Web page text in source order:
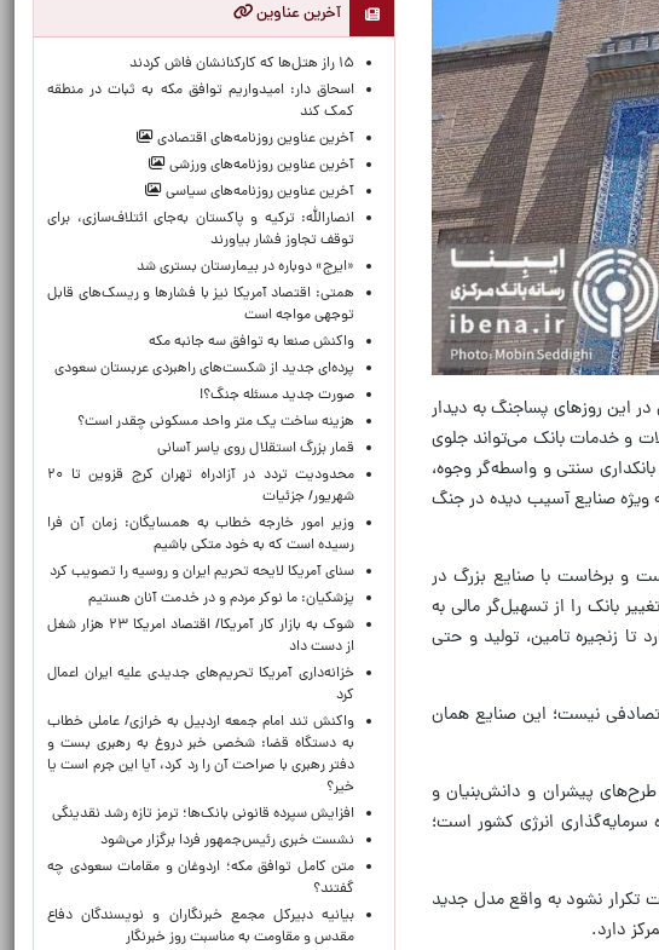
این روز‌های پساجنگ به دیدار
و خدمات بانک می‌تواند جلوی
سنتی و واسطه‌گر وجوه،
ویژه صنایع آسیب دیده در جنگ
و برخاست با صنایع بزرگ در
بانک را از تسهیل‌گر مالی به
زنجیره تامین، تولید و حتی
نیست؛ این صنایع همان
طرح‌های پیشران و دانش‌بنیان و
سرمایه‌گذاری انرژی کشور است؛
تکرار نشود به واقع مدل جدید
دارد.
آخرین عناوین
۱۵ راز هتل‌ها که کارکنانشان فاش کردند
اسحاق دار: امیدواریم توافق مکه به ثبات در منطقه
کمک کند
آخرین عناوین روزنامه‌های اقتصادی
آخرین عناوین روزنامه‌های ورزشی
آخرین عناوین روزنامه‌های سیاسی
انصارالله: ترکیه و پاکستان به‌جای ائتلاف‌سازی، برای
توقف تجاوز فشار بیاورند
«ایرج» دوباره در بیمارستان بستری شد
همتی: اقتصاد آمریکا نیز با فشارها و ریسک‌های قابل
توجهی مواجه است
واکنش صنعا به توافق سه جانبه مکه
پرده‌ای جدید از شکست‌های راهبردی عربستان سعودی
صورت جدید مسئله جنگ؟!
هزینه ساخت یک متر واحد مسکونی چقدر است؟
قمار بزرگ استقلال روی یاسر آسانی
محدودیت تردد در آزادراه تهران کرج قزوین تا ۲۰
شهریور/ جزئیات
وزیر امور خارجه خطاب به همسایگان: زمان آن فرا
رسیده است که به خود متکی باشیم
سنای آمریکا لایحه تحریم ایران و روسیه را تصویب کرد
پزشکیان: ما نوکر مردم و در خدمت آنان هستیم
شوک به بازار کار آمریکا/ اقتصاد امریکا ۲۳ هزار شغل
از دست داد
خزانه‌داری آمریکا تحریم‌های جدیدی علیه ایران اعمال
کرد
واکنش تند امام جمعه اردبیل به خرازی/ عاملی خطاب
به دستگاه قضا: شخصی خبر دروغ به رهبری بست و
دفتر رهبری با صراحت آن را رد کرد، آیا این جرم است یا
خیر؟
افزایش سپرده قانونی بانک‌ها؛ ترمز تازه رشد نقدینگی
نشست خبری رئیس‌جمهور فردا برگزار می‌شود
متن کامل توافق مکه؛ اردوغان و مقامات سعودی چه
گفتند؟
بیانیه دبیرکل مجمع خبرنگاران و نویسندگان دفاع
مقدس و مقاومت به مناسبت روز خبرنگار